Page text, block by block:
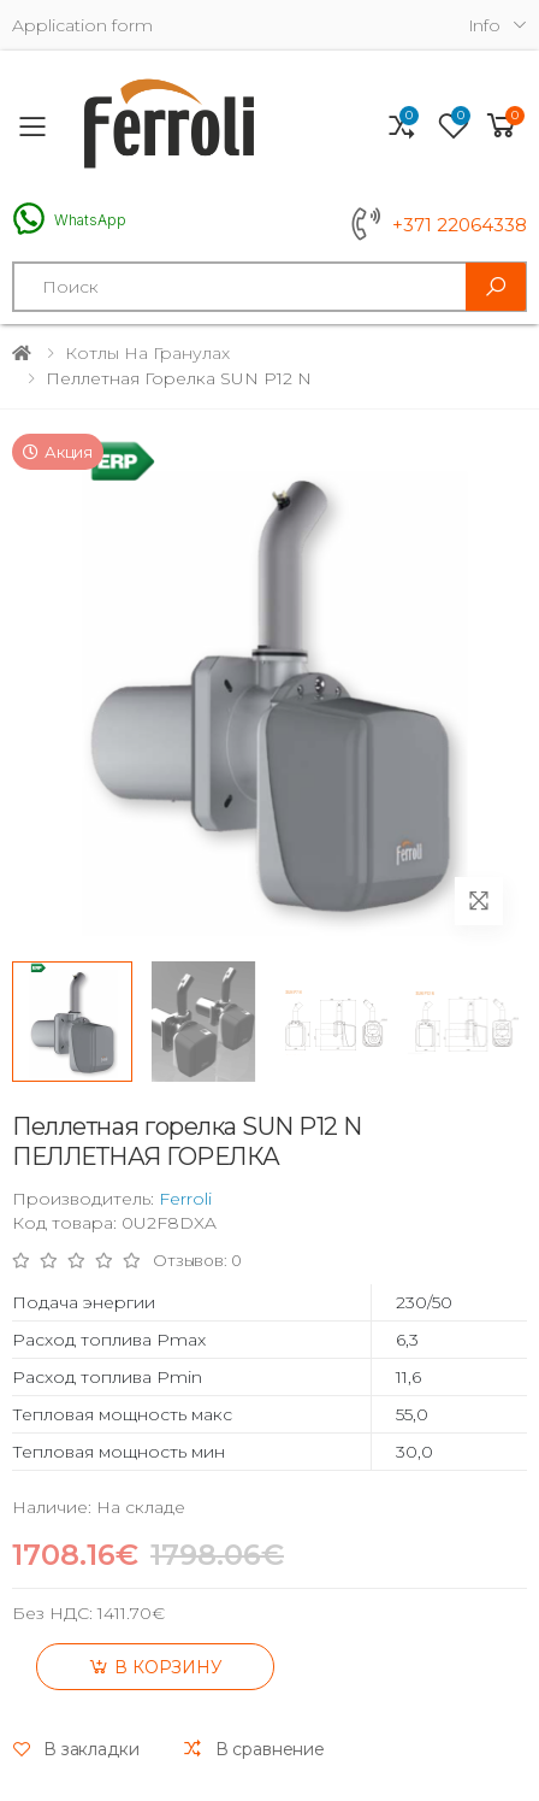
Application form Info
Toggle mobile menu
WhatsApp +371 22064338
Search
0 0 0
Котлы На Гранулах
Пеллетная Горелка SUN P12 N
Акция
Пеллетная горелка SUN P12 N
ПЕЛЛЕТНАЯ ГОРЕЛКА
Производитель: Ferroli
Код товара: 0U2F8DXA
Отзывов: 0
Подача энергии
230/50
Расход топлива Pmax
6,3
Расход топлива Pmin
11,6
Тепловая мощность макс
55,0
Тепловая мощность мин
30,0
Наличие: На складе
1708.16€ 1798.06€
Без НДС:1411.70€
В КОРЗИНУ
В закладки В сравнение